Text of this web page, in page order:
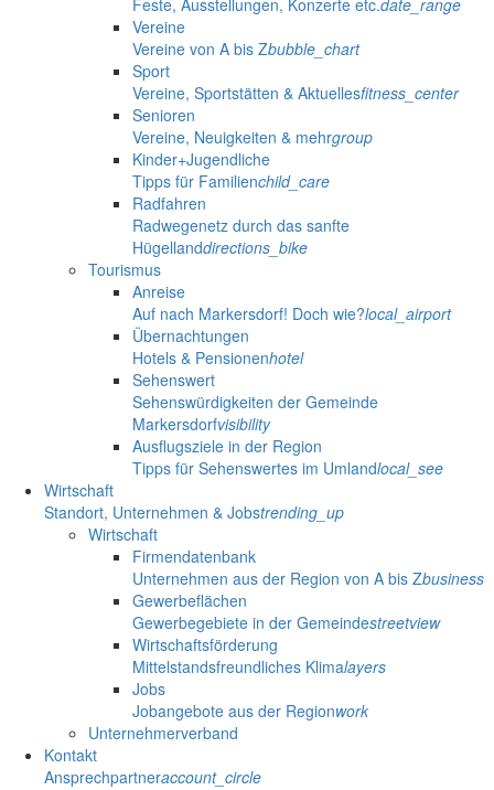
Feste, Ausstellungen, Konzerte etc.date_range
Vereine
Vereine von A bis Zbubble_chart
Sport
Vereine, Sportstätten & Aktuellesfitness_center
Senioren
Vereine, Neuigkeiten & mehrgroup
Kinder+Jugendliche
Tipps für Familienchild_care
Radfahren
Radwegenetz durch das sanfte
Hügellanddirections_bike
Tourismus
Anreise
Auf nach Markersdorf! Doch wie?local_airport
Übernachtungen
Hotels & Pensionenhotel
Sehenswert
Sehenswürdigkeiten der Gemeinde
Markersdorfvisibility
Ausflugsziele in der Region
Tipps für Sehenswertes im Umlandlocal_see
Wirtschaft
Standort, Unternehmen & Jobstrending_up
Wirtschaft
Firmendatenbank
Unternehmen aus der Region von A bis Zbusiness
Gewerbeflächen
Gewerbegebiete in der Gemeindestreetview
Wirtschaftsförderung
Mittelstandsfreundliches Klimalayers
Jobs
Jobangebote aus der Regionwork
Unternehmerverband
Kontakt
Ansprechpartneraccount_circle